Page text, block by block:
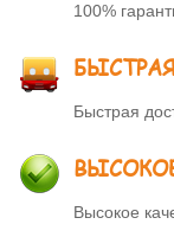
100%
Быстрая
Высокое